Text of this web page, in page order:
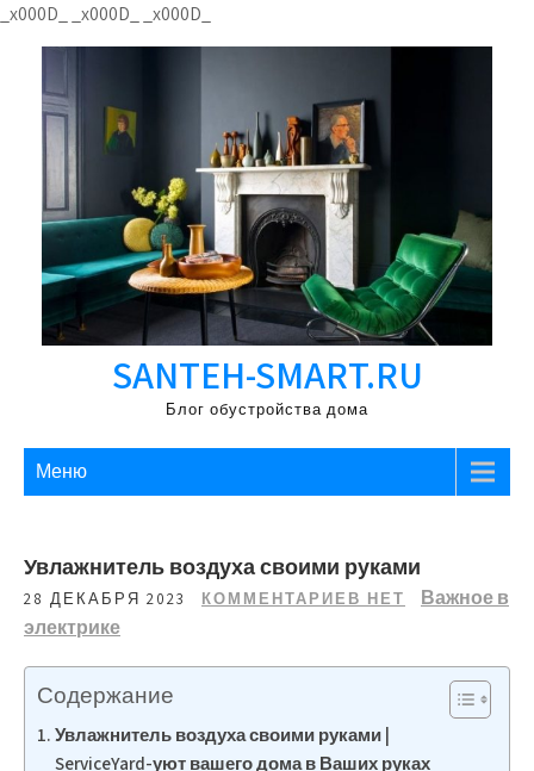
_x000D_ _x000D_ _x000D_
к
SANTEH-SMART.RU
Блог обустройства дома
Меню
Увлажнитель воздуха своими руками
28 ДЕКАБРЯ 2023 КОММЕНТАРИЕВ НЕТ
Важное в
электрике
Содержание
Увлажнитель воздуха своими руками |
ServiceYard-уют вашего дома в Ваших руках